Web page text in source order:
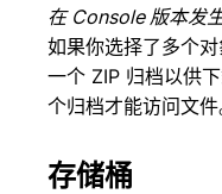
在 Console 版本发
如果你选择了多个
一个 ZIP 归档以供
个归档才能访问文件
存储桶